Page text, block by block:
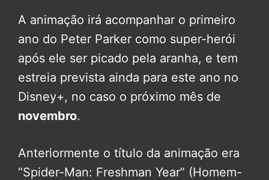
A animação irá acompanhar o primeiro
ano do Peter Parker como super-herói
após ele ser picado pela aranha, e tem
estreia prevista ainda para este ano no
Disney+, no caso o próximo mês de
novembro.
Anteriormente o título da animação era
“Spider-Man: Freshman Year” (Homem-